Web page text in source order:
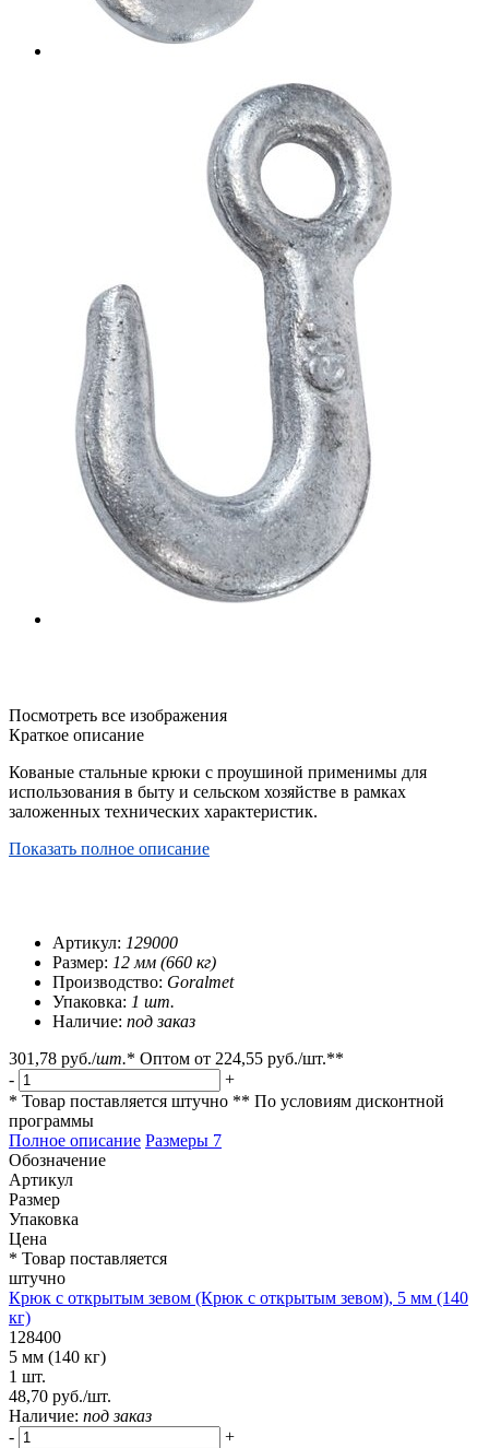
Посмотреть все изображения
Краткое описание
Кованые стальные крюки с проушиной применимы для
использования в быту и сельском хозяйстве в рамках
заложенных технических характеристик.
Показать полное описание
Артикул: 129000
Размер: 12 мм (660 кг)
Производство: Goralmet
Упаковка: 1 шт.
Наличие: под заказ
301,78 руб./шт.* Оптом от 224,55 руб./шт.**
-
+
* Товар поставляется штучно ** По условиям дисконтной
программы
Полное описание Размеры 7
Обозначение
Артикул
Размер
Упаковка
Цена
* Товар поставляется
штучно
Крюк с открытым зевом (Крюк с открытым зевом), 5 мм (140
кг)
128400
5 мм (140 кг)
1 шт.
48,70 руб./шт.
Наличие: под заказ
-
+